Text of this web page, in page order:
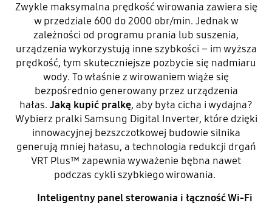
Zwykle maksymalna prędkość wirowania zawiera się
w przedziale 600 do 2000 obr/min. Jednak w
zależności od programu prania lub suszenia,
urządzenia wykorzystują inne szybkości – im wyższa
prędkość, tym skuteczniejsze pozbycie się nadmiaru
wody. To właśnie z wirowaniem wiąże się
bezpośrednio generowany przez urządzenia
hałas. Jaką kupić pralkę, aby była cicha i wydajna?
Wybierz pralki Samsung Digital Inverter, które dzięki
innowacyjnej bezszczotkowej budowie silnika
generują mniej hałasu, a technologia redukcji drgań
VRT Plus™ zapewnia wyważenie bębna nawet
podczas cykli szybkiego wirowania.
Inteligentny panel sterowania i łączność Wi-Fi